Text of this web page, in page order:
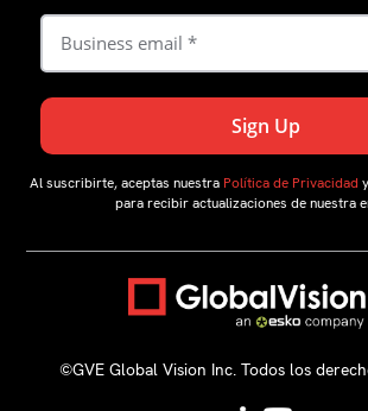
Al suscribirte, aceptas nuestra Política de Privacidad
para recibir actualizaciones de nuestra
©️GVE Global Vision Inc. Todos los